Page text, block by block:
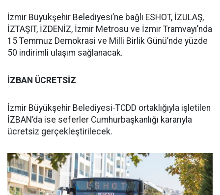
İzmir Büyükşehir Belediyesi’ne bağlı ESHOT, İZULAŞ,
İZTAŞIT, İZDENİZ, İzmir Metrosu ve İzmir Tramvayı’nda
15 Temmuz Demokrasi ve Milli Birlik Günü’nde yüzde
50 indirimli ulaşım sağlanacak.
İZBAN ÜCRETSİZ
İzmir Büyükşehir Belediyesi-TCDD ortaklığıyla işletilen
İZBAN’da ise seferler Cumhurbaşkanlığı kararıyla
ücretsiz gerçekleştirilecek.